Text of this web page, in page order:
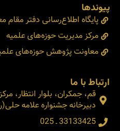
پیوندها
پایگاه اطلاع‌رسانی دفتر مقام
مرکز مدیریت حوزه‌های علمیه
معاونت پژوهش حوزه‌های
ارتباط با ما
قم، جمکران، بلوار انتظار،
دبیرخانه جشنواره علامه حلی(ره)، کد
33133425 ـ 025